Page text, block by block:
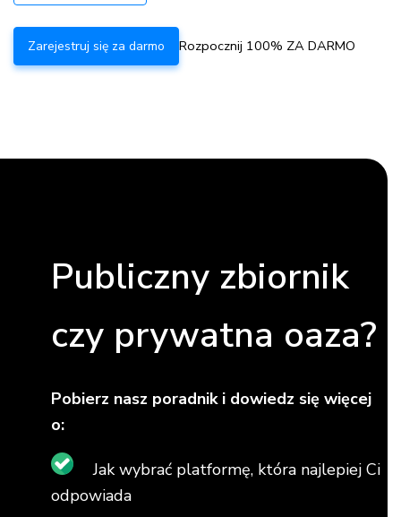
Zarejestruj się za darmo Rozpocznij 100% ZA DARMO
Publiczny zbiornik
czy prywatna oaza?
Pobierz nasz poradnik i dowiedz się więcej
o:
Jak wybrać platformę, która najlepiej Ci
odpowiada